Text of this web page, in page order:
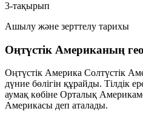
3-тақырып
Ашылу және зерттелу тарихы
Оңтүстік Американың
Оңтүстік Америка Солтүстік
дүние бөлігін құрайды. Тілдік
аумақ көбіне Орталық
Америкасы деп аталады.